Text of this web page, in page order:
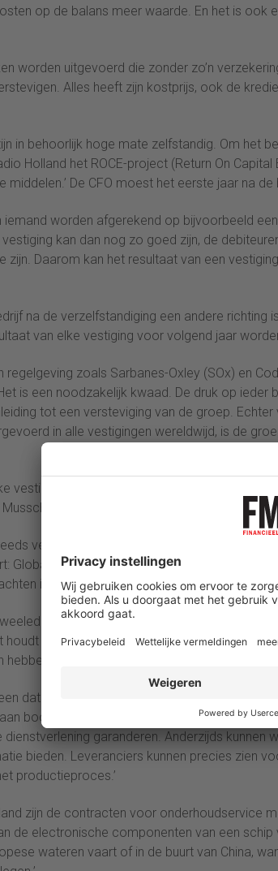
op de balans meer waarde. En het is ook
worden uitgevoerd die zonder zo’n
Alles heeft zijn kostprijs, ook de
in behoorlijk hoge mate zelfstandig. Om het
Holland het ROCE-project (Return On
De CFO moest het eerste jaar na de
iemand worden afgerekend op bijvoorbeeld
kan dan nog zo goed zijn, de
Daarom kan het resultaat van een
na de verzelfstandiging een andere richting
van elke vestiging voor volgend jaar
regelgeving zoals Sarbanes-Oxley (SOx) en
is een noodzakelijk kwaad. De druk op
tot een versteviging van de groep.
in alle vestigingen wereldwijd, is de
vestiging voldoende is ontwikkeld en de
een stuk eenvoudiger om alle
verdergaande samenwerking is te vinden in
Global Service House. Onderdeel hiervan is
in detail registreert.
doel. Enerzijds streven we naar een
in dat we een behoorlijk percentage van
database bij waarin iedere service aan
boord? Welk euvel komt regelmatig voor?
garanderen. Anderzijds kunnen
bieden. Leveranciers kunnen precies zien
productieproces.’
zijn de contracten voor onderhoudservice
de electronische componenten van een
wateren vaart of in de buurt van China,